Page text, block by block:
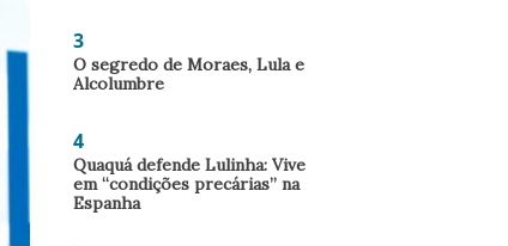
3
O segredo de Moraes, Lula e
Alcolumbre
4
Quaquá defende Lulinha: Vive
em “condições precárias” na
Espanha